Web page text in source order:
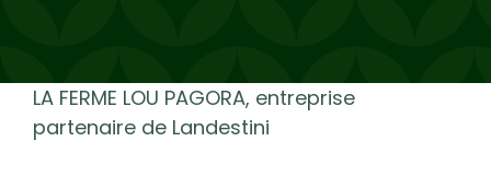
LA FERME LOU PAGORA, entreprise
partenaire de Landestini